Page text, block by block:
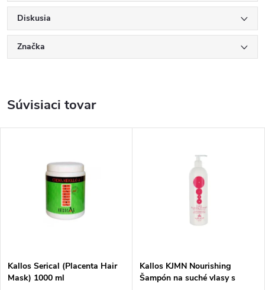
Diskusia
Značka
Súvisiaci tovar
Kallos Serical (Placenta Hair
Mask) 1000 ml
Kallos KJMN Nourishing
Šampón na suché vlasy s